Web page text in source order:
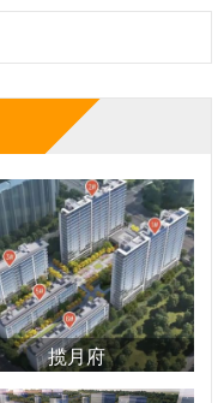
揽月府